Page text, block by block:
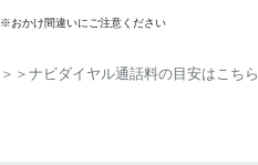
※おかけ間違いにご注意ください
＞＞ナビダイヤル通話料の目安はこちら